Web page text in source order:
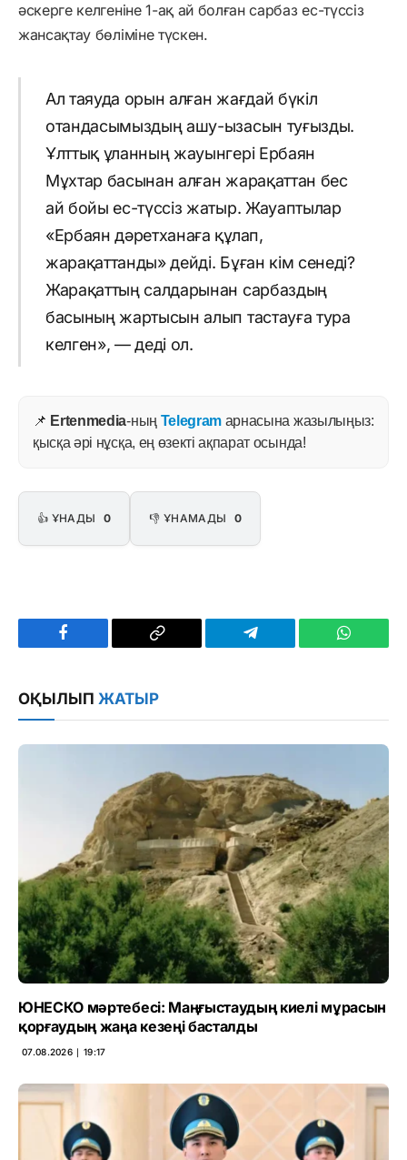
әскерге келгеніне 1-ақ ай болған сарбаз ес-түссіз
жансақтау бөліміне түскен.
Ал таяуда орын алған жағдай бүкіл
отандасымыздың ашу-ызасын туғызды.
Ұлттық ұланның жауынгері Ербаян
Мұхтар басынан алған жарақаттан бес
ай бойы ес-түссіз жатыр. Жауаптылар
«Ербаян дәретханаға құлап,
жарақаттанды» дейді. Бұған кім сенеді?
Жарақаттың салдарынан сарбаздың
басының жартысын алып тастауға тура
келген», — деді ол.
📌 Ertenmedia-ның Telegram арнасына жазылыңыз:
қысқа әрі нұсқа, ең өзекті ақпарат осында!
👍 ҰНАДЫ 0 👎 ҰНАМАДЫ 0
Facebook
Copy
Telegram
ОҚЫЛЫП ЖАТЫР
ЮНЕСКО мәртебесі: Маңғыстаудың киелі мұрасын
қорғаудың жаңа кезеңі басталды
07.08.2026 ∣ 19:17